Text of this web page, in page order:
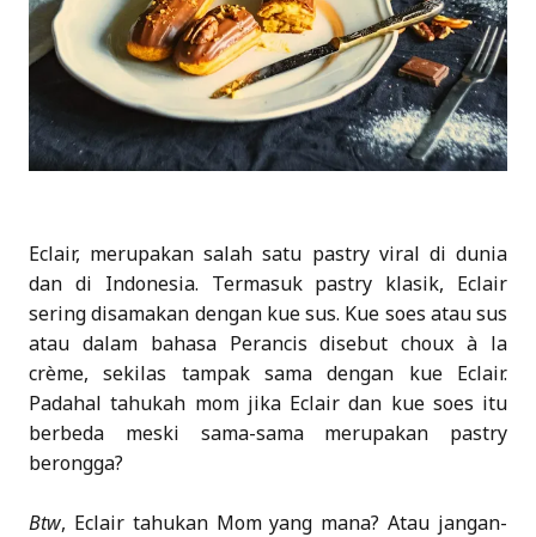
Eclair, merupakan salah satu pastry viral di dunia
dan di Indonesia. Termasuk pastry klasik, Eclair
sering disamakan dengan kue sus. Kue soes atau sus
atau dalam bahasa Perancis disebut choux à la
crème, sekilas tampak sama dengan kue Eclair.
Padahal tahukah mom jika Eclair dan kue soes itu
berbeda meski sama-sama merupakan pastry
berongga?
Btw, Eclair tahukan Mom yang mana? Atau jangan-